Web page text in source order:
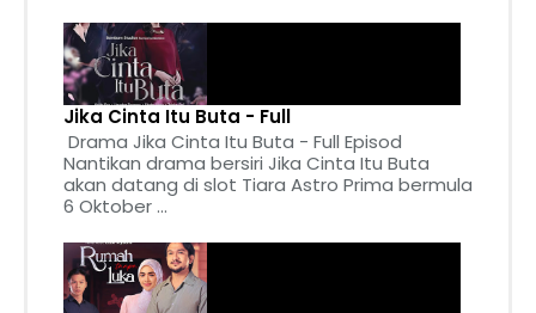
Jika Cinta Itu Buta - Full
Drama Jika Cinta Itu Buta - Full Episod
Nantikan drama bersiri Jika Cinta Itu Buta
akan datang di slot Tiara Astro Prima bermula
6 Oktober ...